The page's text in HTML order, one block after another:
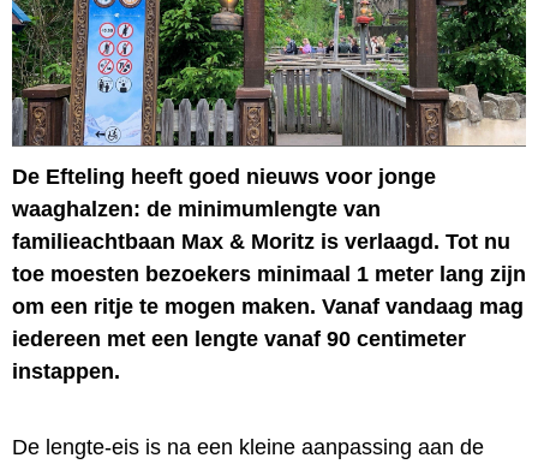
De Efteling heeft goed nieuws voor jonge
waaghalzen: de minimumlengte van
familieachtbaan Max & Moritz is verlaagd. Tot nu
toe moesten bezoekers minimaal 1 meter lang zijn
om een ritje te mogen maken. Vanaf vandaag mag
iedereen met een lengte vanaf 90 centimeter
instappen.
De lengte-eis is na een kleine aanpassing aan de